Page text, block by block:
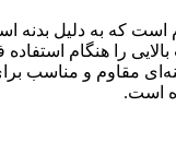
6 کیلوگرم است که به دلیل
را هنگام
مقاوم و مناسب
است.